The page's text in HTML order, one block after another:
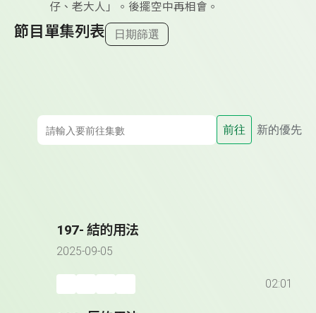
仔、老大人」。後擺空中再相會。
節目單集列表 日期篩選
前往 新的優先
197- 結的用法
2025-09-05
02:01